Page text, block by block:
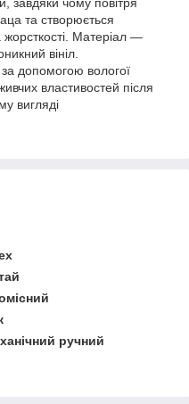
та створюється
Матеріал —
вініл.
допомогою вологої
властивостей після
вигляді
ручний